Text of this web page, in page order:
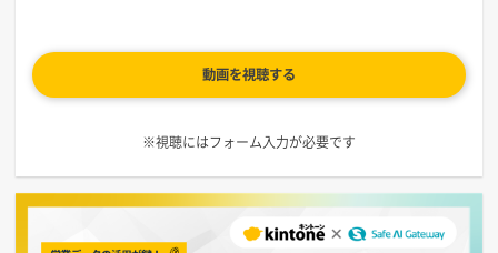
動画を視聴する
※視聴にはフォーム入力が必要です